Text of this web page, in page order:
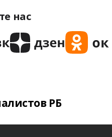
нас
РБ